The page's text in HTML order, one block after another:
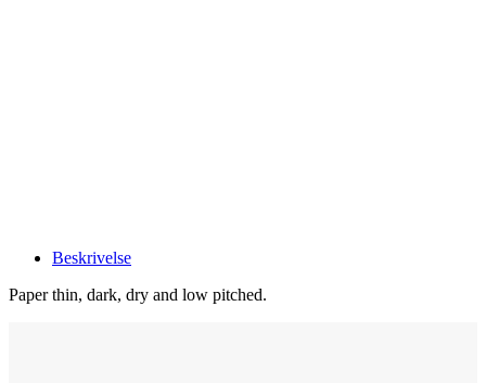
Beskrivelse
Paper thin, dark, dry and low pitched.